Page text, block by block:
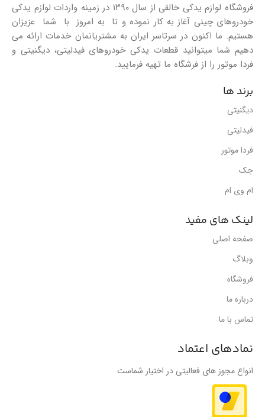
فروشگاه لوازم یدکی خالقی از سال ۱۳۹۰ در زمینه واردات لوازم یدکی
خودروهای چینی آغاز به کار نموده و تا به امروز با شما عزیزان
هستیم. ما اکنون در سرتاسر ایران به مشتریانمان خدمات ارائه می
دهیم شما میتوانید قطعات یدکی خودروهای فیدلیتی، دیگنیتی و
فردا موتور را از فرشگاه ما تهیه فرمایید.
برند ها
دیگنیتی
فیدلیتی
فردا موتور
جک
ام وی ام
لینک های مفید
صفحه اصلی
وبلاگ
فروشگاه
درباره ما
تماس با ما
نمادهای اعتماد
انواع مجوز های فعالیتی در اختیار شماست